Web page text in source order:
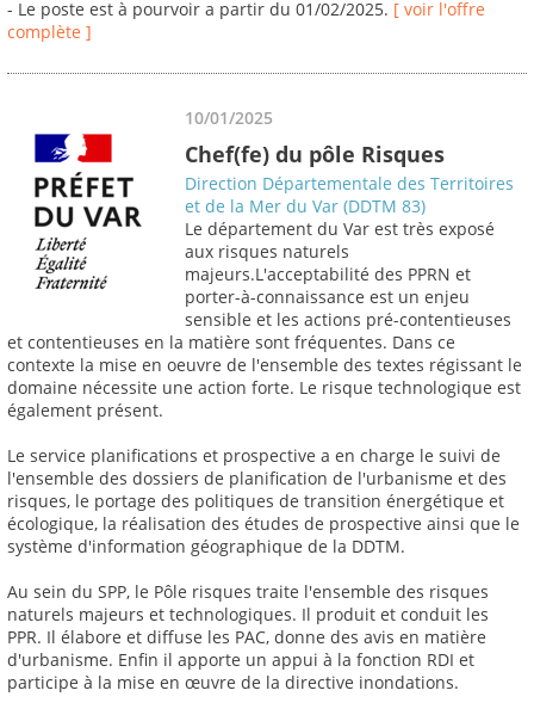
- Le poste est à pourvoir a partir du 01/02/2025. [ voir l'offre
complète ]
10/01/2025
Chef(fe) du pôle Risques
Direction Départementale des Territoires
et de la Mer du Var (DDTM 83)
Le département du Var est très exposé
aux risques naturels
majeurs.L'acceptabilité des PPRN et
porter-à-connaissance est un enjeu
sensible et les actions pré-contentieuses
et contentieuses en la matière sont fréquentes. Dans ce
contexte la mise en oeuvre de l'ensemble des textes régissant le
domaine nécessite une action forte. Le risque technologique est
également présent.
Le service planifications et prospective a en charge le suivi de
l'ensemble des dossiers de planification de l'urbanisme et des
risques, le portage des politiques de transition énergétique et
écologique, la réalisation des études de prospective ainsi que le
système d'information géographique de la DDTM.
Au sein du SPP, le Pôle risques traite l'ensemble des risques
naturels majeurs et technologiques. Il produit et conduit les
PPR. Il élabore et diffuse les PAC, donne des avis en matière
d'urbanisme. Enfin il apporte un appui à la fonction RDI et
participe à la mise en œuvre de la directive inondations.